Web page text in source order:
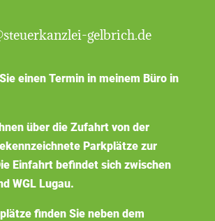
gelbrich.de
einen Termin in meinem Büro in
über die Zufahrt von der
Parkplätze zur
Einfahrt befindet sich zwischen
WGL Lugau.
finden Sie neben dem